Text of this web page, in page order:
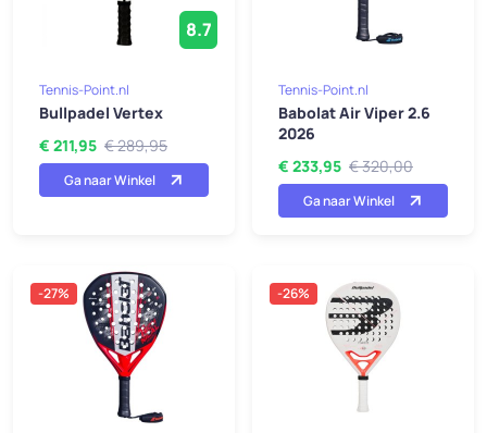
8.7
Tennis-Point.nl
Bullpadel Vertex
€ 211,95 € 289,95
Ga naar Winkel
Tennis-Point.nl
Babolat Air Viper 2.6
2026
€ 233,95 € 320,00
Ga naar Winkel
-27% -26%